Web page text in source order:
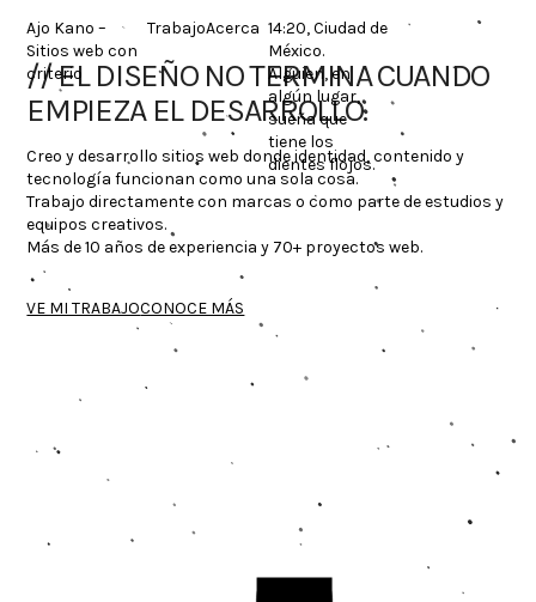
content
Ajo Kano –
Sitios web con
criterio
TrabajoAcerca 14:20, Ciudad de
México.
Alguien, en
algún lugar,
sueña que
tiene los
dientes flojos.
EL DISEÑO NO TERMINA CUANDO
EMPIEZA EL DESARROLLO.
Creo y desarrollo sitios web donde identidad, contenido y
tecnología funcionan como una sola cosa.
Trabajo directamente con marcas o como parte de estudios y
equipos creativos.
Más de 10 años de experiencia y 70+ proyectos web.
VE MI TRABAJOCONOCE MÁS